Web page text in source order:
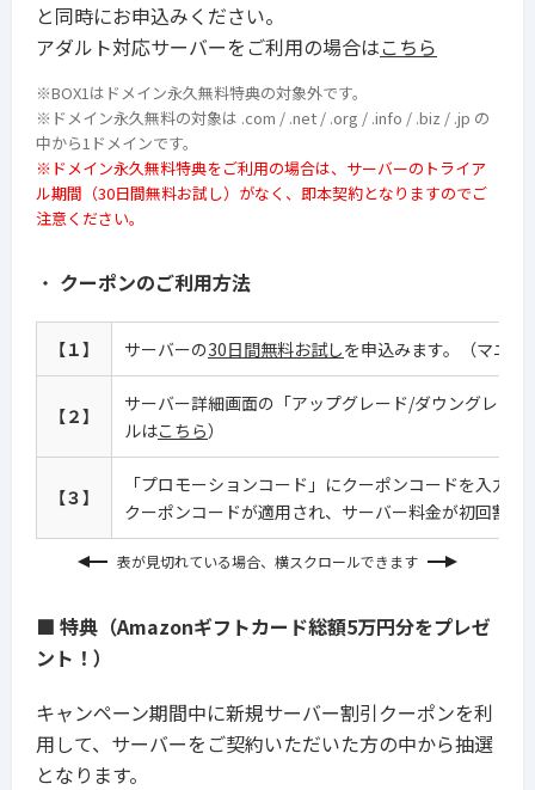
と同時にお申込みください。
アダルト対応サーバーをご利用の場合はこちら
※BOX1はドメイン永久無料特典の対象外です。
※ドメイン永久無料の対象は .com / .net / .org / .info / .biz / .jp の
中から1ドメインです。
※ドメイン永久無料特典をご利用の場合は、サーバーのトライア
ル期間（30日間無料お試し）がなく、即本契約となりますのでご
注意ください。
・ クーポンのご利用方法
【１】 サーバーの30日間無料お試しを申込みます。（マニュ
【２】
サーバー詳細画面の「アップグレード/ダウングレー
ルはこちら）
【３】
「プロモーションコード」にクーポンコードを入力
クーポンコードが適用され、サーバー料金が初回割引
表が見切れている場合、横スクロールできます
■ 特典（Amazonギフトカード総額5万円分をプレゼ
ント！）
キャンペーン期間中に新規サーバー割引クーポンを利
用して、サーバーをご契約いただいた方の中から抽選
となります。